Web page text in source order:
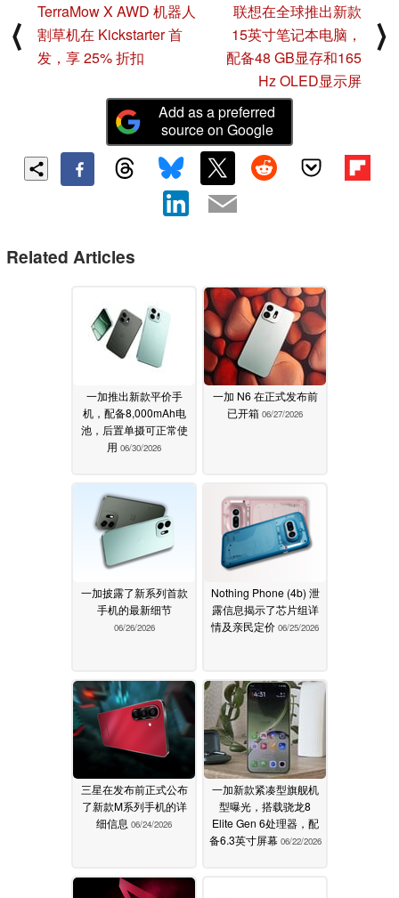
⟨
TerraMow X AWD 机器人
割草机在 Kickstarter 首
发，享 25% 折扣
联想在全球推出新款
15英寸笔记本电脑，
配备48 GB显存和165
Hz OLED显示屏
⟩
Add as a preferred
source on Google
Related Articles
一加推出新款平价手
机，配备8,000mAh电
池，后置单摄可正常使
用 06/30/2026
一加 N6 在正式发布前
已开箱 06/27/2026
一加披露了新系列首款
手机的最新细节
06/26/2026
Nothing Phone (4b) 泄
露信息揭示了芯片组详
情及亲民定价 06/25/2026
三星在发布前正式公布
了新款M系列手机的详
细信息 06/24/2026
一加新款紧凑型旗舰机
型曝光，搭载骁龙8
Elite Gen 6处理器，配
备6.3英寸屏幕 06/22/2026